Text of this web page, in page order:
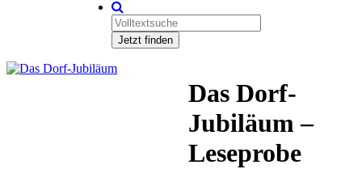
Jetzt finden
Das Dorf-
Jubiläum –
Leseprobe